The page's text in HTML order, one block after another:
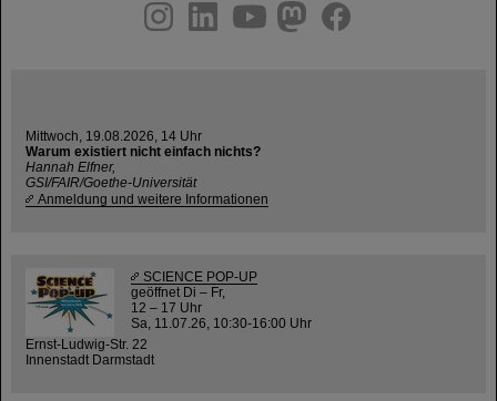
youtube
helmholtz.social
facebook
Mittwoch, 19.08.2026, 14 Uhr
Warum existiert nicht einfach nichts?
Hannah Elfner,
GSI/FAIR/Goethe-Universität
Anmeldung und weitere Informationen
SCIENCE POP-UP
geöffnet Di – Fr,
12 – 17 Uhr
Sa, 11.07.26, 10:30-16:00 Uhr
Ernst-Ludwig-Str. 22
Innenstadt Darmstadt